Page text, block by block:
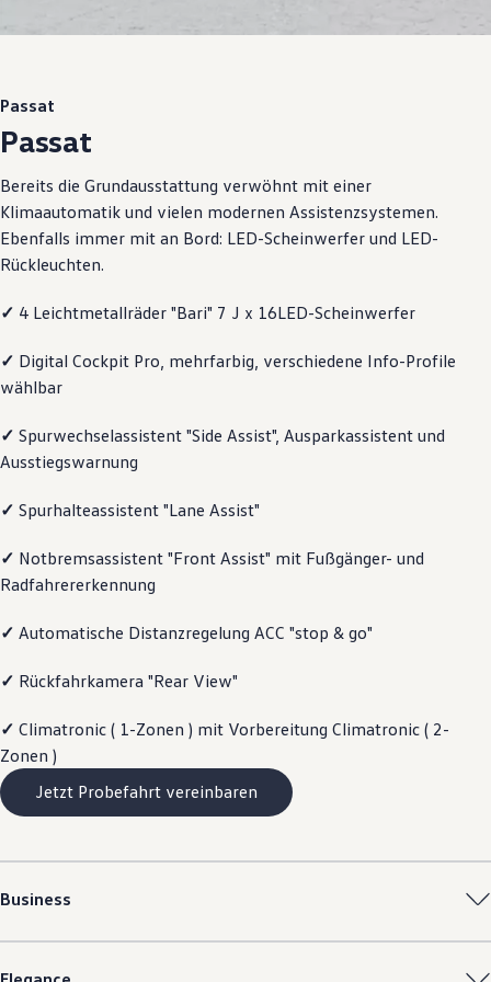
Räder und Reifen
Entertainment und Elektronik
Individualisieren
Wallbox und Ladekabel
Handy und Fahrzeug verbinden
Über Ihr Auto
Vorgängermodelle
Warn- und Kontrollleuchten
Digitale Betriebsanleitung
Magazin
Transport
Familie
Elektromobilität
Pannen- und Unfallhilfe
Volkswagen Kundenbetreuung
Passat
Passat
Bereits die Grundausstattung verwöhnt mit einer
Klimaautomatik und vielen modernen Assistenzsystemen.
Ebenfalls immer mit an Bord: LED-Scheinwerfer und LED-
Rückleuchten.
✓ 4 Leichtmetallräder "Bari" 7 J x 16LED-Scheinwerfer
✓ Digital Cockpit Pro, mehrfarbig, verschiedene Info-Profile
wählbar
✓ Spurwechselassistent "Side Assist", Ausparkassistent und
Ausstiegswarnung
✓ Spurhalteassistent "Lane Assist"
✓ Notbremsassistent "Front Assist" mit Fußgänger- und
Radfahrererkennung
✓ Automatische Distanzregelung ACC "stop & go"
✓ Rückfahrkamera "Rear View"
✓ Climatronic ( 1-Zonen ) mit Vorbereitung Climatronic ( 2-
Zonen )
Jetzt Probefahrt vereinbaren
Business